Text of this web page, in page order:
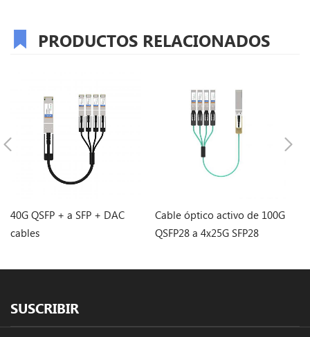
PRODUCTOS RELACIONADOS
40G QSFP + a SFP + DAC
cables
Cable óptico activo de 100G
QSFP28 a 4x25G SFP28
SUSCRIBIR